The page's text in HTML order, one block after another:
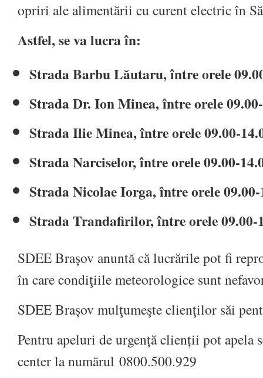
opriri ale alimentării cu curent electric în
Astfel, se va lucra în:
Strada Barbu Lăutaru, între orele
Strada Dr. Ion Minea, între orele
Strada Ilie Minea, între orele 09.00-
Strada Narciselor, între orele 09.00-
Strada Nicolae Iorga, între orele 09.00-
Strada Trandafirilor, între orele 09.00-
SDEE Brașov anuntă că lucrările pot fi
în care condiţiile meteorologice sunt
SDEE Brașov mulţumeşte clienţilor săi
Pentru apeluri de urgență clienții pot apela
center la numărul 0800.500.929